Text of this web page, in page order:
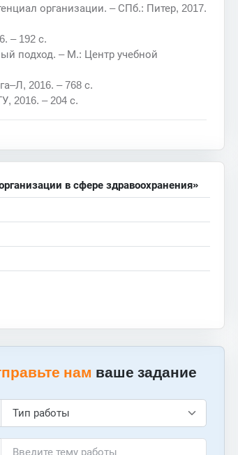
организации. – СПб.: Питер, 2017.
– 192 с.
подход. – М.: Центр учебной
2016. – 768 с.
2016. – 204 с.
в сфере здравоохранения»
нам ваше задание